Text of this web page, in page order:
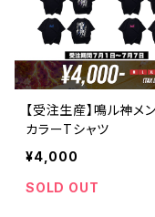
【受注生産】鳴ル神メ
カラーTシャツ
¥4,000
SOLD OUT